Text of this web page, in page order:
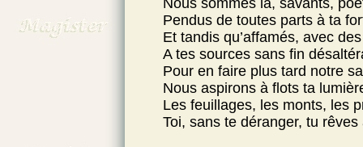
Nous sommes là, savants,
Pendus de toutes parts à ta
Et tandis qu’affamés, avec
A tes sources sans fin
Pour en faire plus tard notre
Nous aspirons à flots ta
Les feuillages, les monts, les
Toi, sans te déranger, tu